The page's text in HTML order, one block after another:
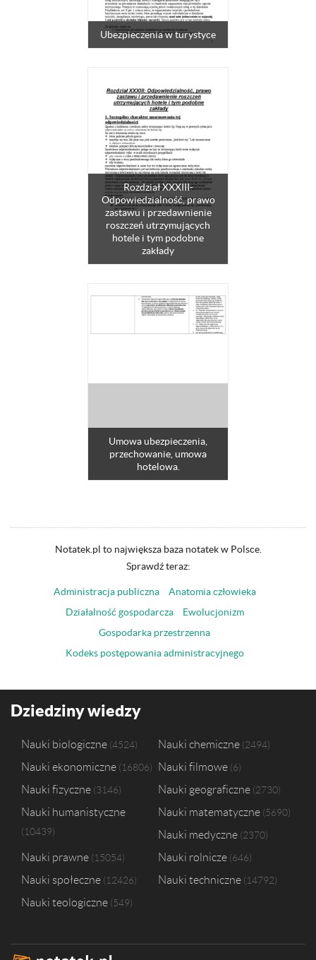
Ubezpieczenia w turystyce
Rozdział XXXIII-
Odpowiedzialność, prawo
zastawu i przedawnienie
roszczeń utrzymujących
hotele i tym podobne
zakłady
Umowa ubezpieczenia,
przechowanie, umowa
hotelowa.
Notatek.pl to największa baza notatek w Polsce.
Sprawdź teraz:
Administracja publiczna
Anatomia człowieka
Działalność gospodarcza
Ewolucjonizm
Gospodarka przestrzenna
Kodeks postępowania administracyjnego
Dziedziny wiedzy
Nauki biologiczne 4524 Nauki chemiczne 2494
Nauki ekonomiczne 16806 Nauki filmowe 6
Nauki fizyczne 3146 Nauki geograficzne 2730
Nauki humanistyczne
10439
Nauki matematyczne 5690
Nauki medyczne 2370
Nauki prawne 15054 Nauki rolnicze 646
Nauki społeczne 12426 Nauki techniczne 14792
Nauki teologiczne 549